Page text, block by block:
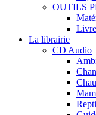
OUTILS
La librairie
CD Audio